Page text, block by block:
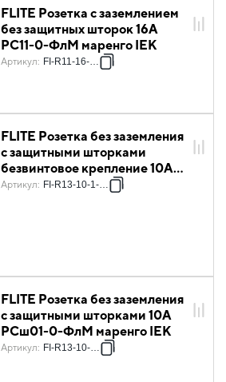
FLITE Розетка с заземлением
без защитных шторок 16А
РС11-0-ФлМ маренго IEK
Артикул: FI-R11-16-K35
FLITE Розетка без заземления
с защитными шторками
безвинтовое крепление 10А
РСш01-1-ФлМ маренго IEK
Артикул: FI-R13-10-1-K35
FLITE Розетка без заземления
с защитными шторками 10А
РСш01-0-ФлМ маренго IEK
Артикул: FI-R13-10-K35